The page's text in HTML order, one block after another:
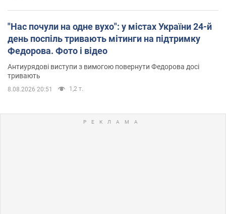
"Нас почули на одне вухо": у містах України 24-й
день поспіль тривають мітинги на підтримку
Федорова. Фото і відео
Антиурядові виступи з вимогою повернути Федорова досі
тривають
8.08.2026 20:51 1,2 т.